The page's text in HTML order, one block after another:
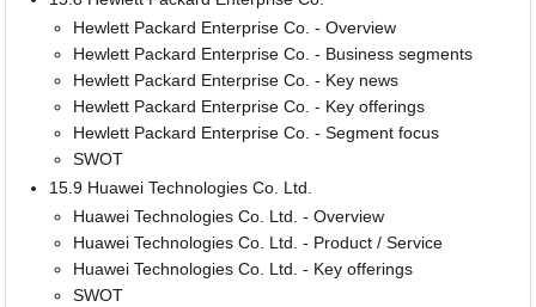
Hewlett Packard Enterprise Co. - Overview
Hewlett Packard Enterprise Co. - Business segments
Hewlett Packard Enterprise Co. - Key news
Hewlett Packard Enterprise Co. - Key offerings
Hewlett Packard Enterprise Co. - Segment focus
SWOT
15.9 Huawei Technologies Co. Ltd.
Huawei Technologies Co. Ltd. - Overview
Huawei Technologies Co. Ltd. - Product / Service
Huawei Technologies Co. Ltd. - Key offerings
SWOT